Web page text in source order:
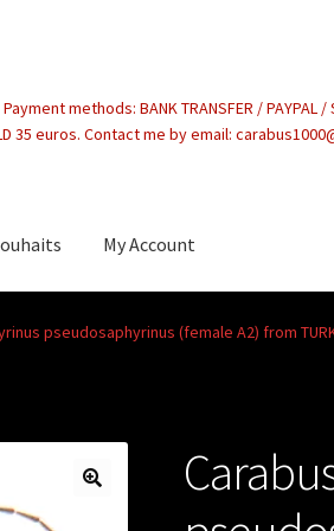
methods: BANK TRANSFER / PAYPAL
35 euros. Contact me by email:
My Account
pseudosaphyrinus (female A2) from